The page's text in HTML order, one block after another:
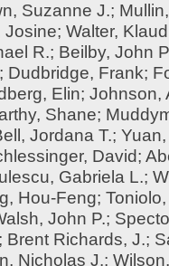
Suzanne J.;
Josine; Walter,
R.; Beilby, John
; Dudbridge, Frank;
Elin; Johnson,
Shane;
Jordana T.;
David;
Gabriela L.;
Hou-Feng;
John P.;
; Brent Richards, J.;
Nicholas J.;